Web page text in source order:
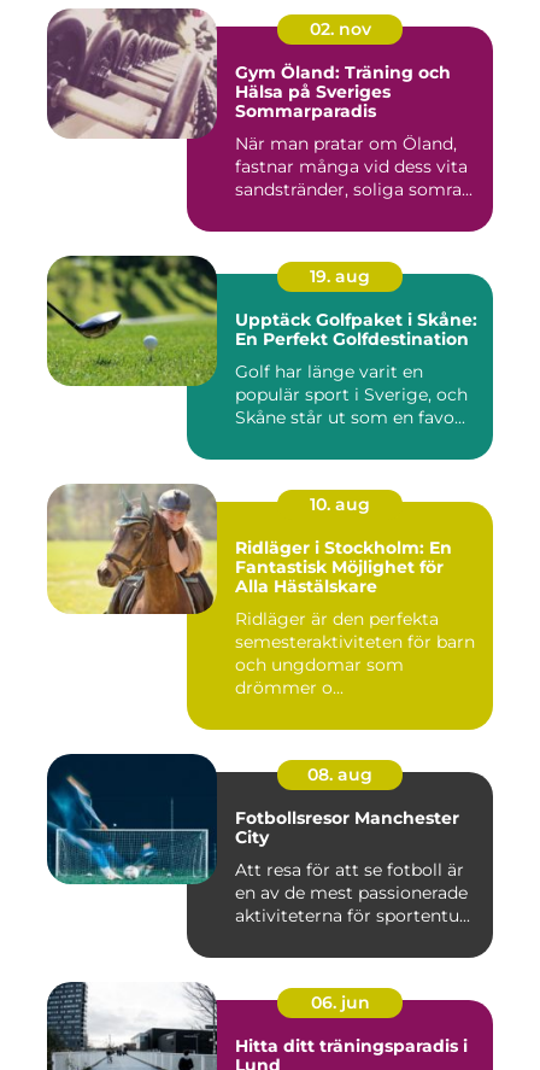
02. nov
Gym Öland: Träning och
Hälsa på Sveriges
Sommarparadis
När man pratar om Öland,
fastnar många vid dess vita
sandstränder, soliga somra...
19. aug
Upptäck Golfpaket i Skåne:
En Perfekt Golfdestination
Golf har länge varit en
populär sport i Sverige, och
Skåne står ut som en favo...
10. aug
Ridläger i Stockholm: En
Fantastisk Möjlighet för
Alla Hästälskare
Ridläger är den perfekta
semesteraktiviteten för barn
och ungdomar som
drömmer o...
08. aug
Fotbollsresor Manchester
City
Att resa för att se fotboll är
en av de mest passionerade
aktiviteterna för sportentu...
06. jun
Hitta ditt träningsparadis i
Lund